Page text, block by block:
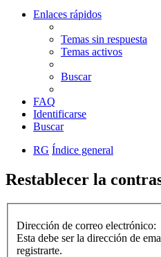
Enlaces rápidos
Temas sin respuesta
Temas activos
Buscar
FAQ
Identificarse
Buscar
RG Índice general
Restablecer la
Dirección de correo electrónico:
Esta debe ser la dirección de
registrarte.